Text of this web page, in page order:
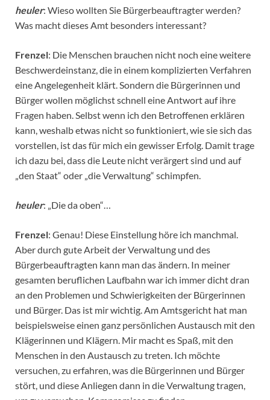
heuler: Wieso wollten Sie Bürgerbeauftragter werden?
Was macht dieses Amt besonders interessant?
Frenzel: Die Menschen brauchen nicht noch eine weitere
Beschwerdeinstanz, die in einem komplizierten Verfahren
eine Angelegenheit klärt. Sondern die Bürgerinnen und
Bürger wollen möglichst schnell eine Antwort auf ihre
Fragen haben. Selbst wenn ich den Betroffenen erklären
kann, weshalb etwas nicht so funktioniert, wie sie sich das
vorstellen, ist das für mich ein gewisser Erfolg. Damit trage
ich dazu bei, dass die Leute nicht verärgert sind und auf
„den Staat“ oder „die Verwaltung“ schimpfen.
heuler: „Die da oben“…
Frenzel: Genau! Diese Einstellung höre ich manchmal.
Aber durch gute Arbeit der Verwaltung und des
Bürgerbeauftragten kann man das ändern. In meiner
gesamten beruflichen Laufbahn war ich immer dicht dran
an den Problemen und Schwierigkeiten der Bürgerinnen
und Bürger. Das ist mir wichtig. Am Amtsgericht hat man
beispielsweise einen ganz persönlichen Austausch mit den
Klägerinnen und Klägern. Mir macht es Spaß, mit den
Menschen in den Austausch zu treten. Ich möchte
versuchen, zu erfahren, was die Bürgerinnen und Bürger
stört, und diese Anliegen dann in die Verwaltung tragen,